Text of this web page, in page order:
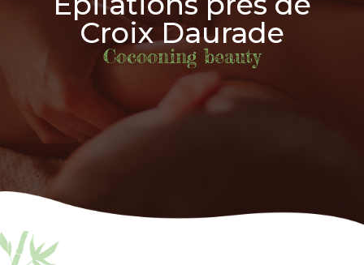
Croix Daurade
Cocooning beauty